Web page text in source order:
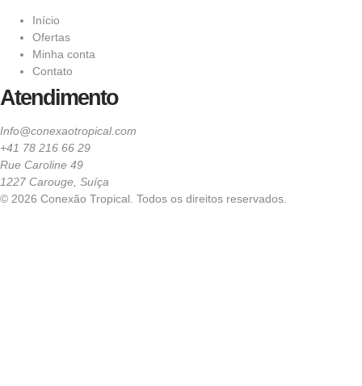
Início
Ofertas
Minha conta
Contato
Atendimento
Info@conexaotropical.com
+41 78 216 66 29
Rue Caroline 49
1227 Carouge, Suíça
© 2026 Conexão Tropical. Todos os direitos reservados.